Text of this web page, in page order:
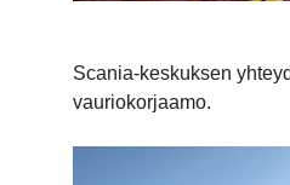
Scania-keskuksen
vauriokorjaamo.